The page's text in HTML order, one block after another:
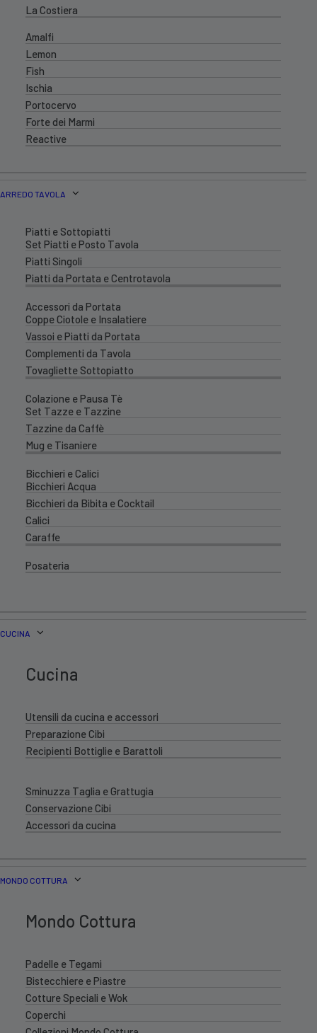
La Costiera
Amalfi
Lemon
Fish
Ischia
Portocervo
Forte dei Marmi
Reactive
ARREDO TAVOLA
Piatti e Sottopiatti
Set Piatti e Posto Tavola
Piatti Singoli
Piatti da Portata e Centrotavola
Accessori da Portata
Coppe Ciotole e Insalatiere
Vassoi e Piatti da Portata
Complementi da Tavola
Tovagliette Sottopiatto
Colazione e Pausa Tè
Set Tazze e Tazzine
Tazzine da Caffè
Mug e Tisaniere
Bicchieri e Calici
Bicchieri Acqua
Bicchieri da Bibita e Cocktail
Calici
Caraffe
Posateria
CUCINA
Cucina
Utensili da cucina e accessori
Preparazione Cibi
Recipienti Bottiglie e Barattoli
Sminuzza Taglia e Grattugia
Conservazione Cibi
Accessori da cucina
MONDO COTTURA
Mondo Cottura
Padelle e Tegami
Bistecchiere e Piastre
Cotture Speciali e Wok
Coperchi